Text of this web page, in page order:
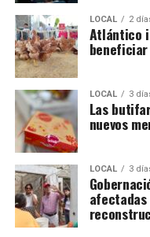
LOCAL 2
Atlántico
LOCAL 3
Las
nuevos
LOCAL 3
afectadas